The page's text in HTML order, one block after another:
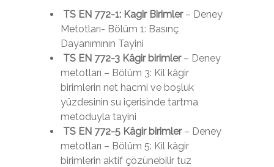
TS EN 772-1: Kagir Birimler – Deney
Metotları- Bölüm 1: Basınç
Dayanımının Tayini
TS EN 772-3 Kâgir birimler – Deney
metotları – Bölüm 3: Kil kâgir
birimlerin net hacmi ve boşluk
yüzdesinin su içerisinde tartma
metoduyla tayini
TS EN 772-5 Kâgir birimler – Deney
metotları – Bölüm 5: Kil kâgir
birimlerin aktif çözünebilir tuz